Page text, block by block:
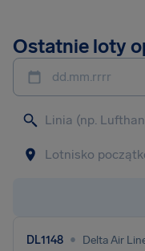
Ostatnie loty
dd.mm.rrrr
DL1148 • Delta Air